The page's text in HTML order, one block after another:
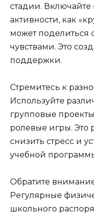
стадии. Включайте
активности, как
может
чувствами. Это
поддержки.
Стремитесь к
Используйте
групповые
ролевые игры. Это
снизить стресс и
учебной
Обратите
Регулярные
школьного